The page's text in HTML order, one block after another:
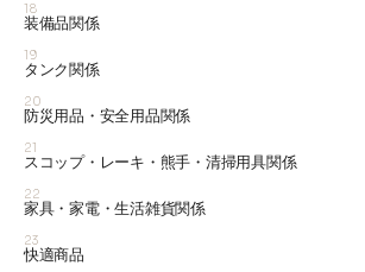
18
装備品関係
19
タンク関係
20
防災用品・安全用品関係
21
スコップ・レーキ・熊手・清掃用具関係
22
家具・家電・生活雑貨関係
23
快適商品